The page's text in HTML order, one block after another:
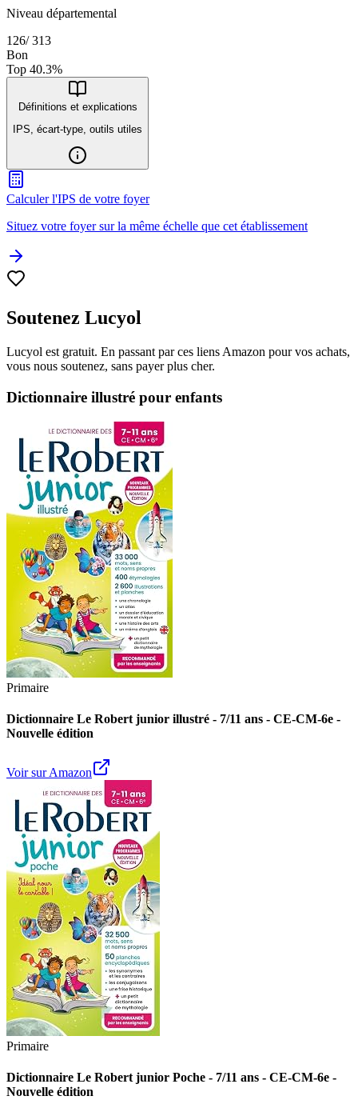
Niveau départemental
126/313
Bon
Top 40.3%
Définitions et explications
IPS, écart-type, outils utiles
Calculer l'IPS de votre foyer
Situez votre foyer sur la même échelle que cet établissement
Soutenez Lucyol
Lucyol est gratuit. En passant par ces liens Amazon pour vos achats,
vous nous soutenez, sans payer plus cher.
Dictionnaire illustré pour enfants
Primaire
Dictionnaire Le Robert junior illustré - 7/11 ans - CE-CM-6e -
Nouvelle édition
Voir sur Amazon
Primaire
Dictionnaire Le Robert junior Poche - 7/11 ans - CE-CM-6e -
Nouvelle édition